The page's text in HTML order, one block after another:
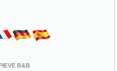
B&B